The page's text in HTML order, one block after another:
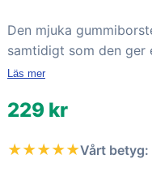
Den mjuka
samtidigt som den ger
Läs mer
229 kr
★★★★★Vårt